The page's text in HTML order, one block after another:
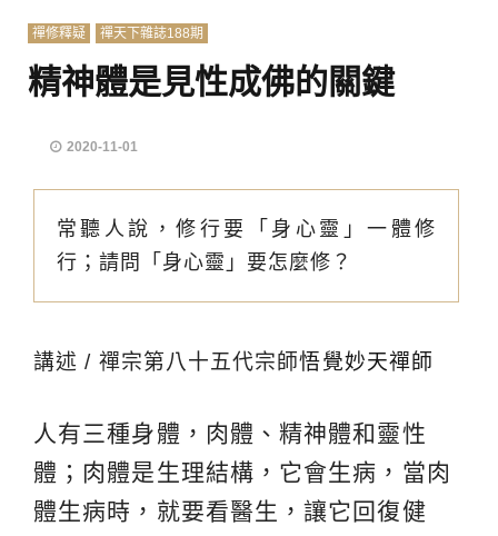
禪修釋疑 禪天下雜誌188期
精神體是見性成佛的關鍵
2020-11-01
常聽人說，修行要「身心靈」一體修
行；請問「身心靈」要怎麼修？
講述 / 禪宗第八十五代宗師悟覺妙天禪師
人有三種身體，肉體、精神體和靈性
體；肉體是生理結構，它會生病，當肉
體生病時，就要看醫生，讓它回復健